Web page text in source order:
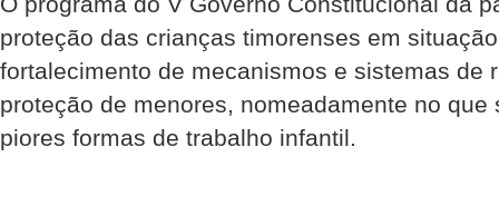
proteção das crianças timorenses em
fortalecimento de mecanismos e sistemas de
proteção de menores, nomeadamente no
piores formas de trabalho infantil.